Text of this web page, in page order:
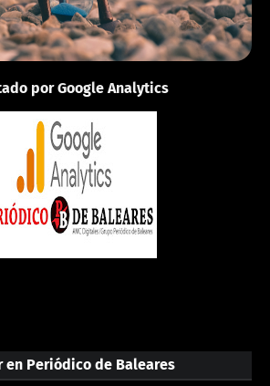
por Google Analytics
en Periódico de Baleares